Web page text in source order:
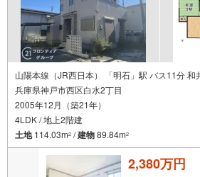
山陽本線（JR西日本） 「明石」駅 バス11分
兵庫県神戸市西区白水2丁目
2005年12月（築21年）
4LDK / 地上2階建
土地114.03m2 /建物89.84m2
2,380万円